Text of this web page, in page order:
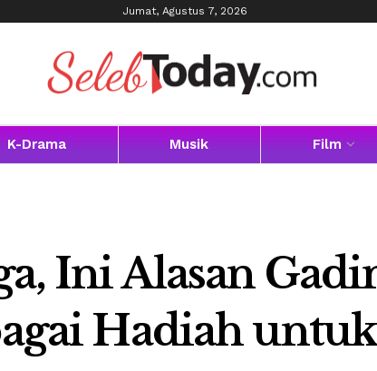
Jumat, Agustus 7, 2026
K-Drama Musik Film
Ini Alasan
Hadiah